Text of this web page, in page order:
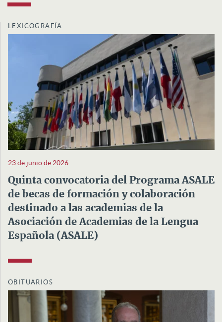
LEXICOGRAFÍA
23 de junio de 2026
Quinta convocatoria del Programa ASALE
de becas de formación y colaboración
destinado a las academias de la
Asociación de Academias de la Lengua
Española (ASALE)
OBITUARIOS